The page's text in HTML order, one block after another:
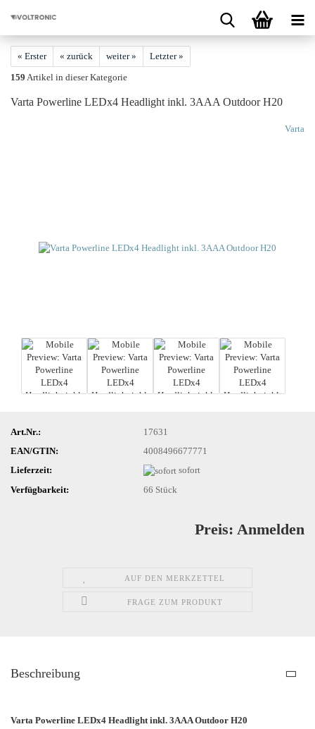
« Erster « zurück weiter »
Letzter »
159 Artikel in dieser Kategorie
Varta Power­line LEDx4 Head­light inkl. 3AAA Out­door H20
Varta
Art.Nr.:
17631
EAN/GTIN:
4008496677771
Lieferzeit:
sofort
Verfügbarkeit:
66 Stück
Preis: Anmelden
AUF DEN MERKZETTEL
FRAGE ZUM PRODUKT
Beschreibung
Varta Powerline LEDx4 Headlight inkl. 3AAA Outdoor H20